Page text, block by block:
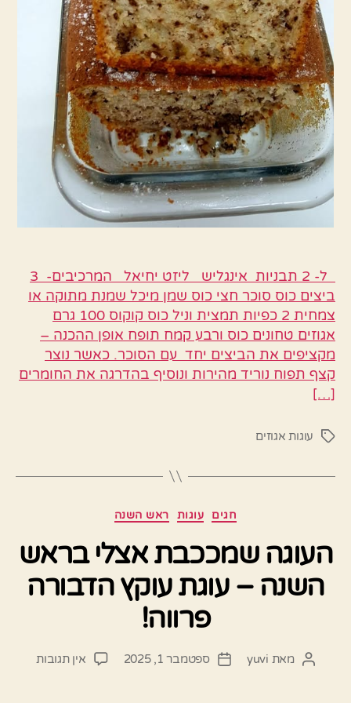
ל- 2 תבניות אינגליש ליזט יחיאל המרכיבים- 3
ביצים כוס סוכר חצי כוס שמן מיכל שמנת מתוקה או
צמחית 2 כפיות תמצית וניל כוס קוקוס 100 גרם
אגוזים טחונים כוס ורבע קמח תופח אופן ההכנה –
מקציפים את הביצים יחד עם הסוכר. כאשר נוצר
קצף תפוח נוריד מהירות ונוסיף בהדרגה את החומרים
[…]
תגיותעוגות אגוזים
קטגוריות חגים עוגות ראש השנה
העוגה שמככבת אצלי בראש
השנה – עוגת עוקץ הדבורה
פרווה!
המחבר
מאת yuvi
תאריךספטמבר 1, 2025 אין תגובותעל